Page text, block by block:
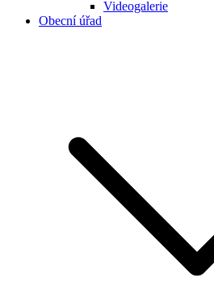
Videogalerie
Obecní úřad